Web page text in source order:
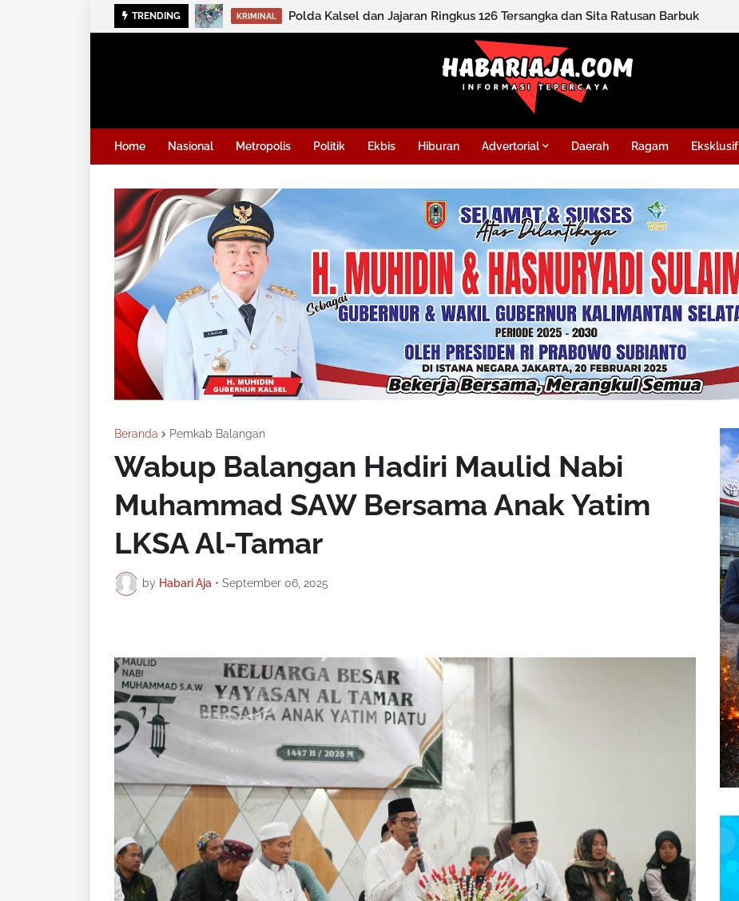
TRENDING KRIMINAL Polda Kalsel dan Jajaran Ringkus 126 Tersangka dan Sita Ratusan Barbuk
Home Nasional Metropolis Politik Ekbis Hiburan Advertorial Daerah Ragam Eksklusif
Beranda Pemkab Balangan
Wabup Balangan Hadiri Maulid Nabi
Muhammad SAW Bersama Anak Yatim
LKSA Al-Tamar
by Habari Aja • September 06, 2025